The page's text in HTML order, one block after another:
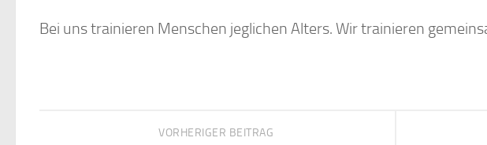
Bei uns trainieren Menschen jeglichen Alters. Wir trainieren
VORHERIGER BEITRAG